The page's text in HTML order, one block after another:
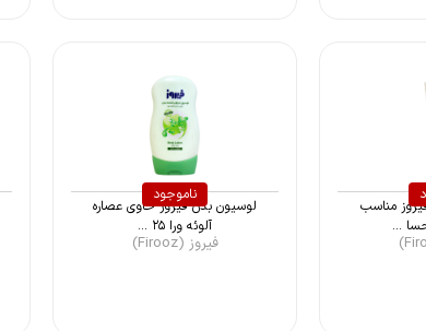
مناسب
...
ناموجود
لوسیون بدن فیروز حاوی عصاره
آلوئه ورا ۲۵ ...
فیروز (Firooz)